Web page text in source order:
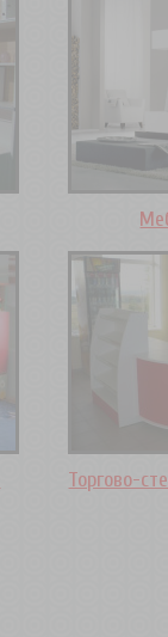
Торгово-